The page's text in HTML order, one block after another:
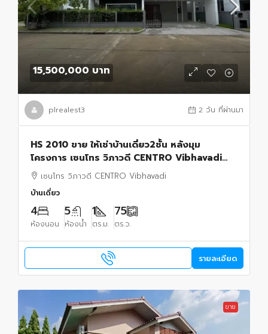
15,500,000 บาท
plrealest3 2 วัน ที่ผ่านมา
HS 2010 ขาย ให้เช่าบ้านเดี่ยว2ชั้น หลังมุม
โครงการ เซนโทร วิภาวดี CENTRO Vibhavadi
ถนนช่างอากาศอุทิศ ดอนเมือง
เซนโทร วิภาวดี CENTRO Vibhavadi
บ้านเดี่ยว
4
ห้องนอน
5
ห้องน้ำ
1
ตร.ม.
75
ตร.ว.
รายละเอียด
ขาย